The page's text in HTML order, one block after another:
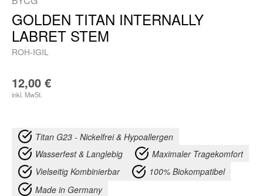
GOLDEN TITAN INTERNALLY
LABRET STEM
ROH-IGIL
12,00 €
inkl. MwSt.
Titan G23 - Nickelfrei & Hypoallergen
Wasserfest & Langlebig
Maximaler Tragekomfort
Vielseitig Kombinierbar
100% Biokompatibel
Made in Germany